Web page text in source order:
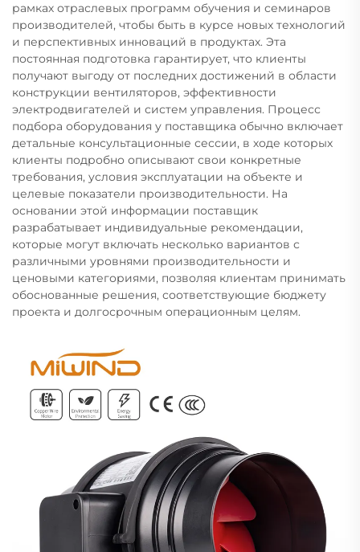
рамках отраслевых программ обучения и семинаров
производителей, чтобы быть в курсе новых технологий
и перспективных инноваций в продуктах. Эта
постоянная подготовка гарантирует, что клиенты
получают выгоду от последних достижений в области
конструкции вентиляторов, эффективности
электродвигателей и систем управления. Процесс
подбора оборудования у поставщика обычно включает
детальные консультационные сессии, в ходе которых
клиенты подробно описывают свои конкретные
требования, условия эксплуатации на объекте и
целевые показатели производительности. На
основании этой информации поставщик
разрабатывает индивидуальные рекомендации,
которые могут включать несколько вариантов с
различными уровнями производительности и
ценовыми категориями, позволяя клиентам принимать
обоснованные решения, соответствующие бюджету
проекта и долгосрочным операционным целям.